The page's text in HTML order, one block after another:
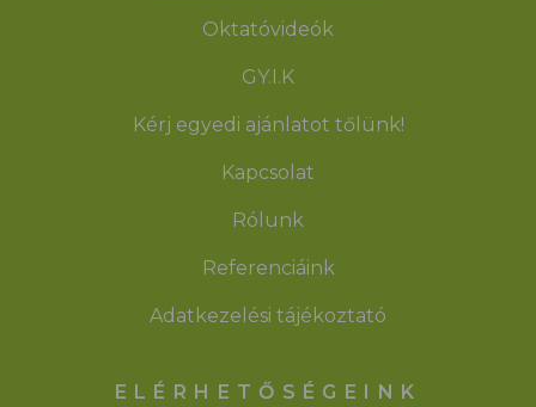
Oktatóvideók
GY.I.K
Kérj egyedi ajánlatot tőlünk!
Kapcsolat
Rólunk
Referenciáink
Adatkezelési tájékoztató
ELÉRHETŐSÉGEINK